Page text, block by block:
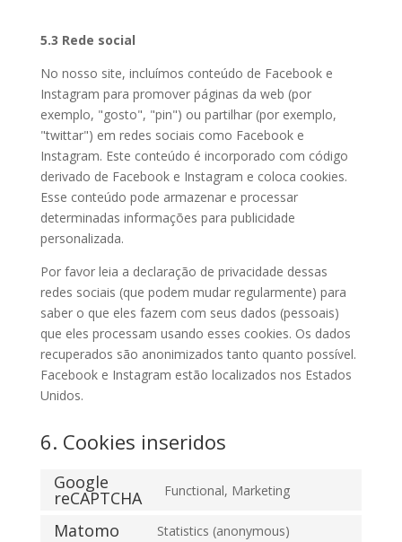
5.3 Rede social
No nosso site, incluímos conteúdo de Facebook e
Instagram para promover páginas da web (por
exemplo, "gosto", "pin") ou partilhar (por exemplo,
"twittar") em redes sociais como Facebook e
Instagram. Este conteúdo é incorporado com código
derivado de Facebook e Instagram e coloca cookies.
Esse conteúdo pode armazenar e processar
determinadas informações para publicidade
personalizada.
Por favor leia a declaração de privacidade dessas
redes sociais (que podem mudar regularmente) para
saber o que eles fazem com seus dados (pessoais)
que eles processam usando esses cookies. Os dados
recuperados são anonimizados tanto quanto possível.
Facebook e Instagram estão localizados nos Estados
Unidos.
6. Cookies inseridos
Google
reCAPTCHA Functional, Marketing
Matomo Statistics (anonymous)